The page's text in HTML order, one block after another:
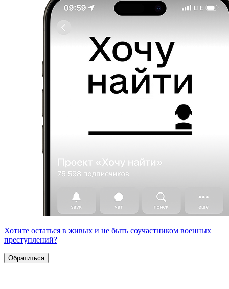
Хотите остаться в живых и не быть соучастником военных
преступлений?
Обратиться